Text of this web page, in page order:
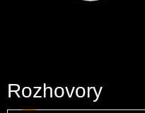
Rozhovory